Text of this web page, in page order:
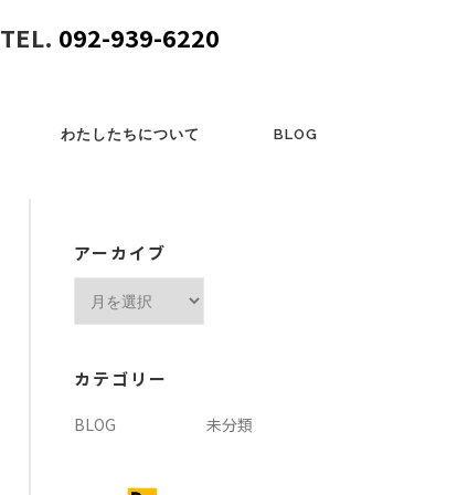
わたしたちについて BLOG
TEL. 092-939-6220
アーカイブ
ブ
カテゴリー
BLOG 未分類